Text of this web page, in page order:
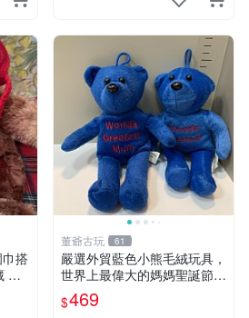
搭
絕
董爺古玩 61
嚴選外貿藍色小熊毛絨玩具，
世界上最偉大的媽媽聖誕節推
薦禮物 五角星 兒童玩具 母親
節
$469